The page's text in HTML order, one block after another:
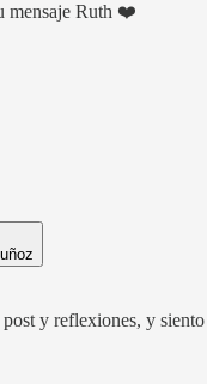
mensaje Ruth ❤️
y reflexiones, y